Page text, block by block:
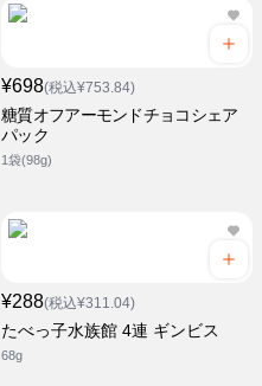
¥698(税込¥753.84)
糖質オフアーモンドチョコシェア
パック
1袋(98g)
¥288(税込¥311.04)
たべっ子水族館 4連 ギンビス
68g